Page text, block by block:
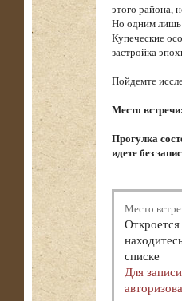
этого района,
Но одним лишь
Купеческие
застройка
Пойдемте
Место
Прогулка
идете без
Место
списке
Для